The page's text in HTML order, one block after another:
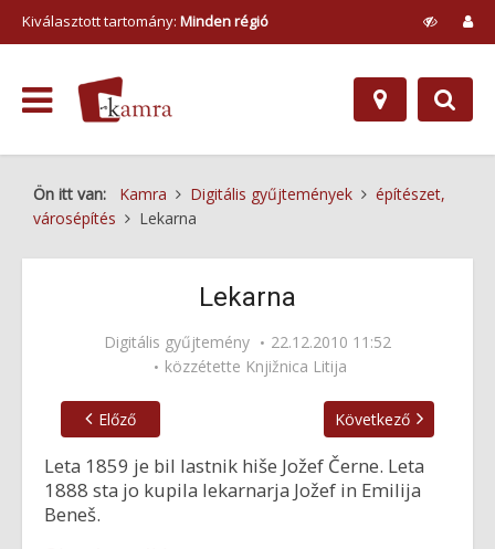
Kiválasztott tartomány: Minden régió
Ön itt van: Kamra Digitális gyűjtemények
építészet,
városépítés
Lekarna
Lekarna
Digitális gyűjtemény
22.12.2010 11:52
közzétette Knjižnica Litija
Előző Következő
Leta 1859 je bil lastnik hiše Jožef Černe. Leta
1888 sta jo kupila lekarnarja Jožef in Emilija
Beneš.